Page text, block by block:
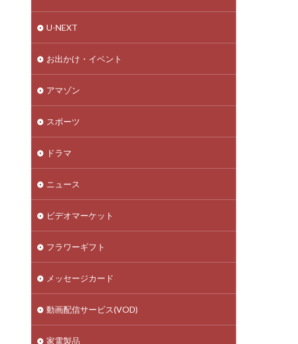
U-NEXT
お出かけ・イベント
アマゾン
スポーツ
ドラマ
ニュース
ビデオマーケット
フラワーギフト
メッセージカード
動画配信サービス(VOD)
家電製品